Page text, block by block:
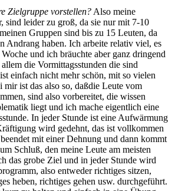
Zielgruppe vorstellen? Also meine
sind leider zu groß, da sie nur mit 7-10
Gruppen sind bis zu 15 Leuten, da
Andrang haben. Ich arbeite relativ viel, es
und ich bräuchte aber ganz dringend
die Vormittagsstunden die sind
einfach nicht mehr schön, mit so vielen
mir ist das also so, daßdie Leute vom
sind also vorbereitet, die wissen
liegt und ich mache eigentlich eine
In jeder Stunde ist eine Aufwärmung
wird gedehnt, das ist vollkommen
mit einer Dehnung und dann kommt
Schluß, den meine Leute am meisten
das grobe Ziel und in jeder Stunde wird
also entweder richtiges sitzen,
heben, richtiges gehen usw. durchgeführt.